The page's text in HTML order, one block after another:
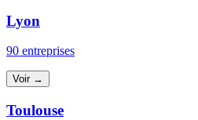
Lyon
90 entreprises
Voir →
Toulouse